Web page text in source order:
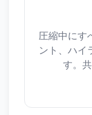
圧縮中にす
ント、ハイ
す。